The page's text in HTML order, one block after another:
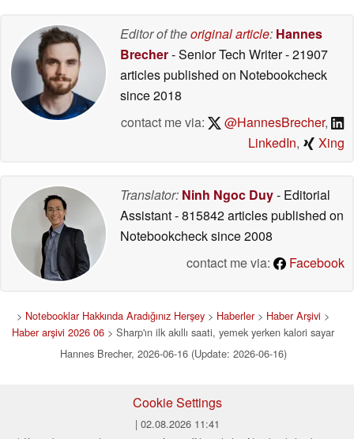
Editor of theoriginal article: Hannes
Brecher- Senior Tech Writer- 21907
articles published on Notebookcheck
since 2018
contact me via:
@HannesBrecher,
LinkedIn, Xing
Translator: Ninh Ngoc Duy- Editorial
Assistant- 815842 articles published on
Notebookchecksince 2008
contact me via:
Facebook
> Notebooklar Hakkında Aradığınız Herşey > Haberler> Haber Arşivi >
Haber arşivi 2026 06 > Sharp'ın ilk akıllı saati, yemek yerken kalori sayar
Hannes Brecher, 2026-06-16 (Update: 2026-06-16)
Cookie Settings
| 02.08.2026 11:41